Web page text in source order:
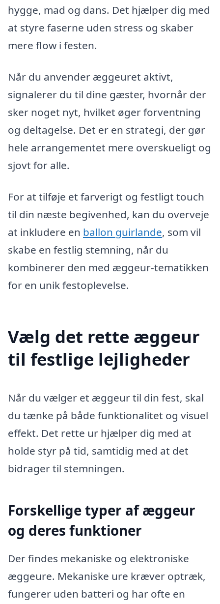
hygge, mad og dans. Det hjælper dig med
at styre faserne uden stress og skaber
mere flow i festen.
Når du anvender æggeuret aktivt,
signalerer du til dine gæster, hvornår der
sker noget nyt, hvilket øger forventning
og deltagelse. Det er en strategi, der gør
hele arrangementet mere overskueligt og
sjovt for alle.
For at tilføje et farverigt og festligt touch
til din næste begivenhed, kan du overveje
at inkludere en ballon guirlande, som vil
skabe en festlig stemning, når du
kombinerer den med æggeur-tematikken
for en unik festoplevelse.
Vælg det rette æggeur
til festlige lejligheder
Når du vælger et æggeur til din fest, skal
du tænke på både funktionalitet og visuel
effekt. Det rette ur hjælper dig med at
holde styr på tid, samtidig med at det
bidrager til stemningen.
Forskellige typer af æggeur
og deres funktioner
Der findes mekaniske og elektroniske
æggeure. Mekaniske ure kræver optræk,
fungerer uden batteri og har ofte en